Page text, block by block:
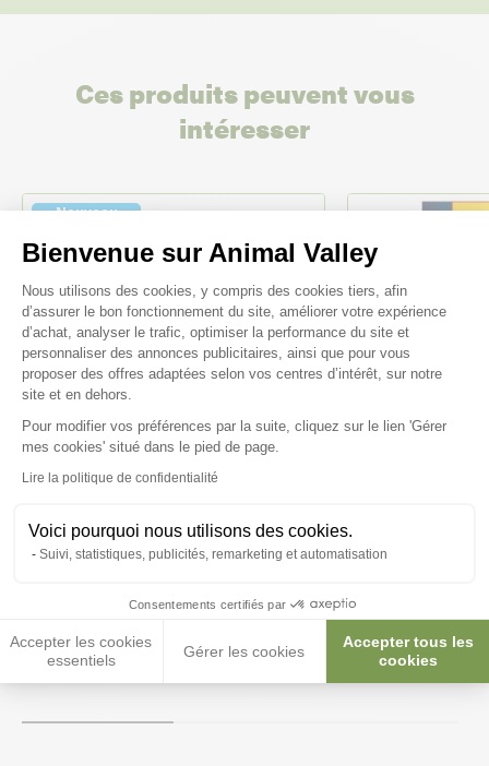
Bienvenue sur Animal Valley
Plateforme de Gestion du
Nous utilisons des cookies, y compris des cookies tiers, afin
d’assurer le bon fonctionnement du site, améliorer votre expérience
d’achat, analyser le trafic, optimiser la performance du site et
personnaliser des annonces publicitaires, ainsi que pour vous
proposer des offres adaptées selon vos centres d’intérêt, sur notre
site et en dehors.
Pour modifier vos préférences par la suite, cliquez sur le lien 'Gérer
mes cookies' situé dans le pied de page.
Lire la politique de confidentialité
Voici pourquoi nous utilisons des cookies.
Suivi, statistiques, publicités, remarketing et automatisation
Consentements certifiés par
Accepter les cookies
essentiels
Gérer les cookies
Accepter tous les
cookies
Axeptio consent
Ces produits peuvent vous
intéresser
Nouveau
Filtration mécanique haute
Clear Professional - Sera
8,99 €
sera siporax
9,10 €